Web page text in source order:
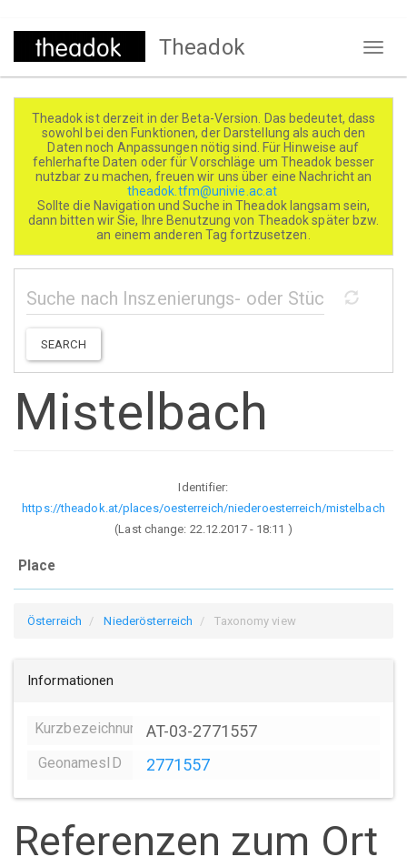
Direkt
Theadok
Theadok ist derzeit in der Beta-Version. Das bedeutet, dass
sowohl bei den Funktionen, der Darstellung als auch den
Daten noch Anpassungen nötig sind. Für Hinweise auf
fehlerhafte Daten oder für Vorschläge um Theadok besser
nutzbar zu machen, freuen wir uns über eine Nachricht an
theadok.tfm@univie.ac.at
Sollte die Navigation und Suche in Theadok langsam sein,
dann bitten wir Sie, Ihre Benutzung von Theadok später bzw.
an einem anderen Tag fortzusetzen.
SEARCH
Mistelbach
Identifier:
https://theadok.at/places/oesterreich/niederoesterreich/mistelbach
(Last change: 22.12.2017 - 18:11 )
Place
Österreich Niederösterreich Taxonomy view
Informationen
Kurzbezeichnung AT-03-2771557
GeonamesID 2771557
Referenzen zum Ort